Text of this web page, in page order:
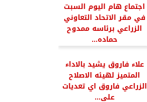
اجتماع هام اليوم السبت
في مقر الاتحاد التعاوني
الزراعي برئاسه ممدوح
حماده...
علاء فاروق يشيد بالاداء
المتميز لهيئه الاصلاح
الزراعي فاروق اي تعديات
على...